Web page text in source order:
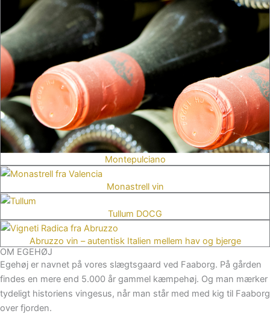
Montepulciano
Monastrell vin
Tullum DOCG
Abruzzo vin – autentisk Italien mellem hav og bjerge
OM EGEHØJ
Egehøj er navnet på vores slægtsgaard ved Faaborg. På gården
findes en mere end 5.000 år gammel kæmpehøj. Og man mærker
tydeligt historiens vingesus, når man står med med kig til Faaborg
over fjorden.